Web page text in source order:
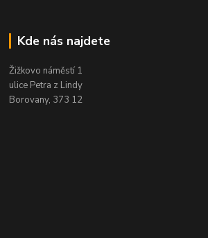
Kde nás najdete
Žižkovo náměstí 1
ulice Petra z Lindy
Borovany, 373 12